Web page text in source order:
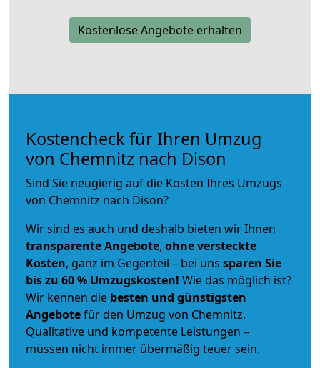
Kostenlose Angebote erhalten
Kostencheck für Ihren Umzug
von Chemnitz nach Dison
Sind Sie neugierig auf die Kosten Ihres Umzugs
von Chemnitz nach Dison?
Wir sind es auch und deshalb bieten wir Ihnen
transparente Angebote, ohne versteckte
Kosten, ganz im Gegenteil – bei uns sparen Sie
bis zu 60 % Umzugskosten! Wie das möglich ist?
Wir kennen die besten und günstigsten
Angebotefür den Umzug von Chemnitz.
Qualitative und kompetente Leistungen –
müssen nicht immer übermäßig teuer sein.